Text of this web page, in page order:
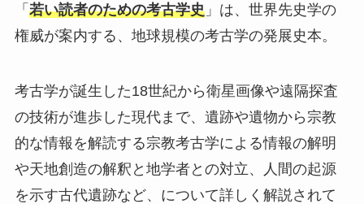
「 若い読者のための考古学史」は、世界先史学の
権威が案内する、地球規模の考古学の発展史本。
考古学が誕生した18世紀から衛星画像や遠隔探査
の技術が進歩した現代まで、遺跡や遺物から宗教
的な情報を解読する宗教考古学による情報の解明
や天地創造の解釈と地学者との対立、人間の起源
を示す古代遺跡など、について詳しく解説されて